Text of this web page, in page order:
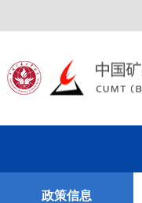
政策信息